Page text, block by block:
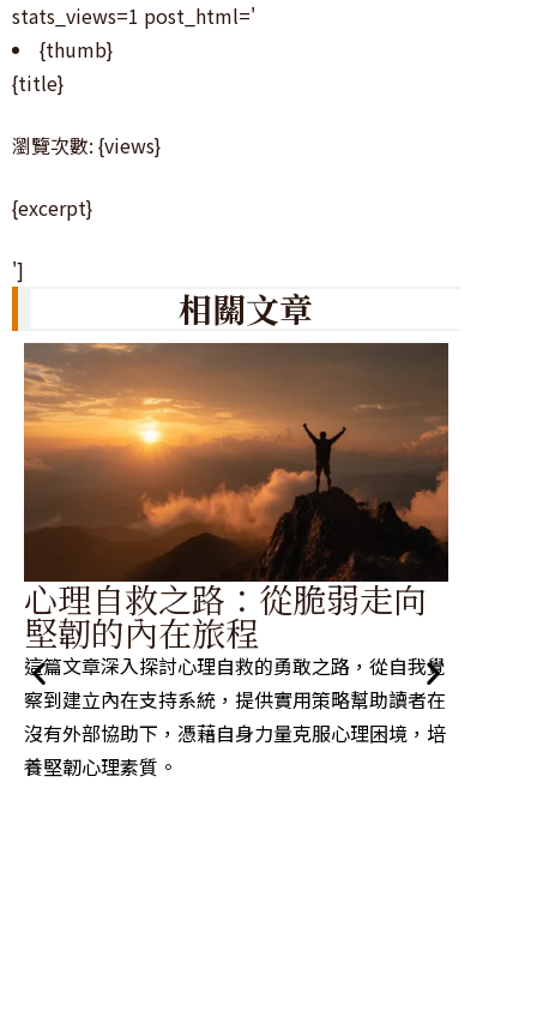
stats_views=1 post_html='
{thumb}
{title}
瀏覽次數: {views}
{excerpt}
']
相關文章
心理自救之路：從脆弱走向
堅韌的內在旅程
這篇文章深入探討心理自救的勇敢之路，從自我覺
察到建立內在支持系統，提供實用策略幫助讀者在
沒有外部協助下，憑藉自身力量克服心理困境，培
養堅韌心理素質。